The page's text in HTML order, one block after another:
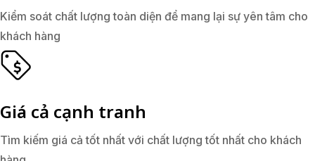
Kiểm soát chất lượng toàn diện để mang lại sự yên tâm cho
khách hàng
Giá cả cạnh tranh
Tìm kiếm giá cả tốt nhất với chất lượng tốt nhất cho khách